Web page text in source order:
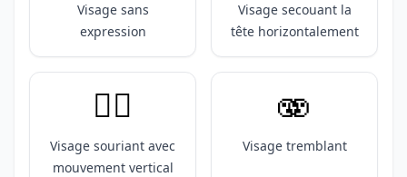
Visage sans
expression
Visage secouant la
tête horizontalement
🙂‍↕️
Visage souriant avec
mouvement vertical
🫨
Visage tremblant